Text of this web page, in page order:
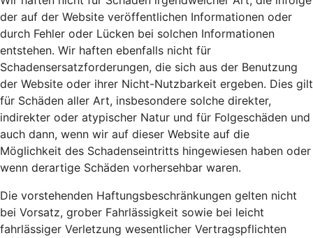
der auf der Website veröffentlichen Informationen oder
durch Fehler oder Lücken bei solchen Informationen
entstehen. Wir haften ebenfalls nicht für
Schadensersatzforderungen, die sich aus der Benutzung
der Website oder ihrer Nicht-Nutzbarkeit ergeben. Dies gilt
für Schäden aller Art, insbesondere solche direkter,
indirekter oder atypischer Natur und für Folgeschäden und
auch dann, wenn wir auf dieser Website auf die
Möglichkeit des Schadenseintritts hingewiesen haben oder
wenn derartige Schäden vorhersehbar waren.
Die vorstehenden Haftungsbeschränkungen gelten nicht
bei Vorsatz, grober Fahrlässigkeit sowie bei leicht
fahrlässiger Verletzung wesentlicher Vertragspflichten